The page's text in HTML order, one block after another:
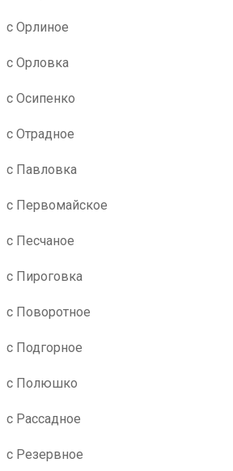
с Орлиное
с Орловка
с Осипенко
с Отрадное
с Павловка
с Первомайское
с Песчаное
с Пироговка
с Поворотное
с Подгорное
с Полюшко
с Рассадное
с Резервное